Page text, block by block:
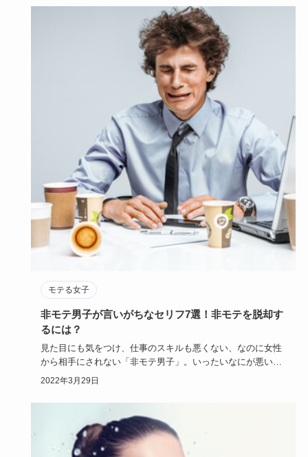
モテる女子
非モテ男子が言いがちなセリフ7選！非モテを脱却す
るには？
見た目にも気をつけ、仕事のスキルも悪くない、なのに女性
から相手にされない「非モテ男子」。いったいなにが悪いの
か本人は気づい…
2022年3月29日